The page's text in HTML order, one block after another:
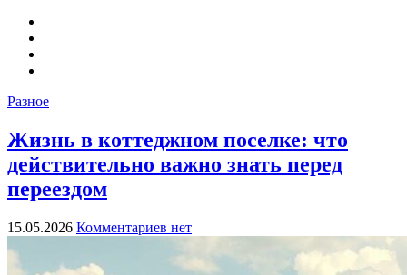
Разное
Жизнь в коттеджном поселке: что
действительно важно знать перед
переездом
15.05.2026 Комментариев нет